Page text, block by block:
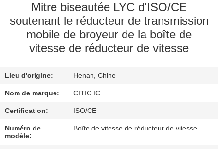
NOUS
VISITE
CONTRÔLE
DE
QUALITÉ
Mitre biseautée LYC d'ISO/CE
soutenant le réducteur de transmission
mobile de broyeur de la boîte de
vitesse de réducteur de vitesse
Lieu d'origine: Henan, Chine
Nom de marque: CITIC IC
Certification: ISO/CE
Numéro de
modèle:
Boîte de vitesse de réducteur de vitesse